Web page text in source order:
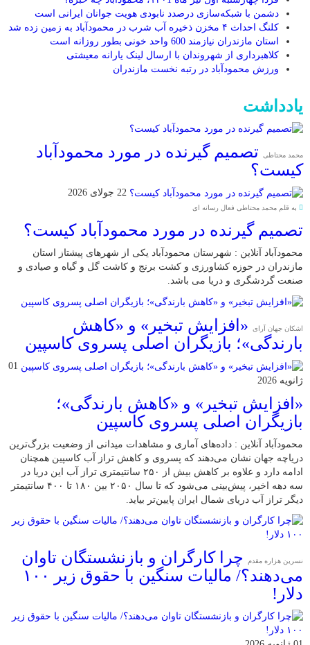
دشمن با شبکه‌سازی درصدد نابودی هویت جوانان ایرانی است
کلنگ احداث ۴ مخزن ذخیره آب شرب در محمودآباد به زمین زده شد
استان مازندران نیازمند 600 واحد خونی بطور روزانه است
کلاهبرداری از شهروندان با ارسال لینک یارانه معیشتی
ورزش محمودآباد در رتبه نخست مازندران
یادداشت
محمد محتاطی
تصمیم گیرنده در مورد محمودآباد
کیست؟
22 جولای 2026
به قلم محمد محتاطی فعال رسانه ای
تصمیم گیرنده در مورد محمودآباد کیست؟
محمودآباد آنلاین : شهرستان محمودآباد یکی از شهرهای پیشتاز استان
مازندران در حوزه کشاورزی و کشت برنج و کاشت گل و گیاه و صیادی و
صنعت گردشگری و دریا می باشد.
اشکان جهان آرای
«افزایش تبخیر» و «کاهش
بارندگی»؛ بازیگران اصلی پسروی کاسپین
01
ژانویه 2026
«افزایش تبخیر» و «کاهش بارندگی»؛
بازیگران اصلی پسروی کاسپین
محمودآباد آنلاین : داده‌های آماری و مشاهدات میدانی از وضعیت بزرگ‌ترین
دریاچه جهان نشان می‌دهند که پسروی و کاهش تراز آب کاسپین همچنان
ادامه دارد و علاوه بر کاهش بیش از ۲۵۰ سانتیمتری تراز آب این دریا در
سه دهه اخیر، پیش‌بینی می‌شود که تا سال ۲۰۵۰ بین ۱۸۰ تا ۴۰۰ سانتیمتر
دیگر تراز آب دریای شمال ایران پایین‌تر بیاید.
نسرین هزاره مقدم
چرا کارگران و بازنشستگان تاوان
می‌دهند؟/ مالیات سنگین با حقوق زیر ۱۰۰
دلار!